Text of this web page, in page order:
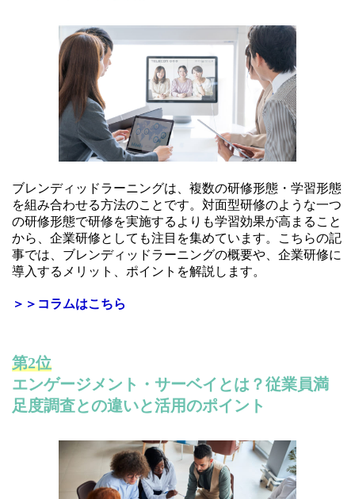
ブレンディッドラーニングは、複数の研修形態・学習形態
を組み合わせる方法のことです。対面型研修のような一つ
の研修形態で研修を実施するよりも学習効果が高まること
から、企業研修としても注目を集めています。こちらの記
事では、ブレンディッドラーニングの概要や、企業研修に
導入するメリット、ポイントを解説します。
＞＞コラムはこちら
第2位
エンゲージメント・サーベイとは？従業員満
足度調査との違いと活用のポイント